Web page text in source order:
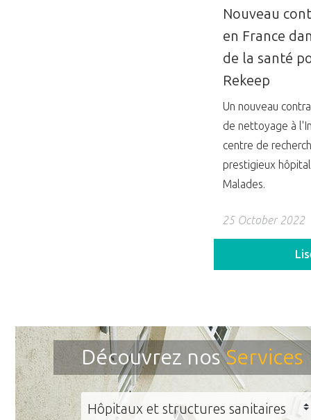
Nouveau
en France
de la santé
Rekeep
Un nouveau
de nettoyage à
centre de
prestigieux
Malades.
25 October 2022
Découvrez nosServices